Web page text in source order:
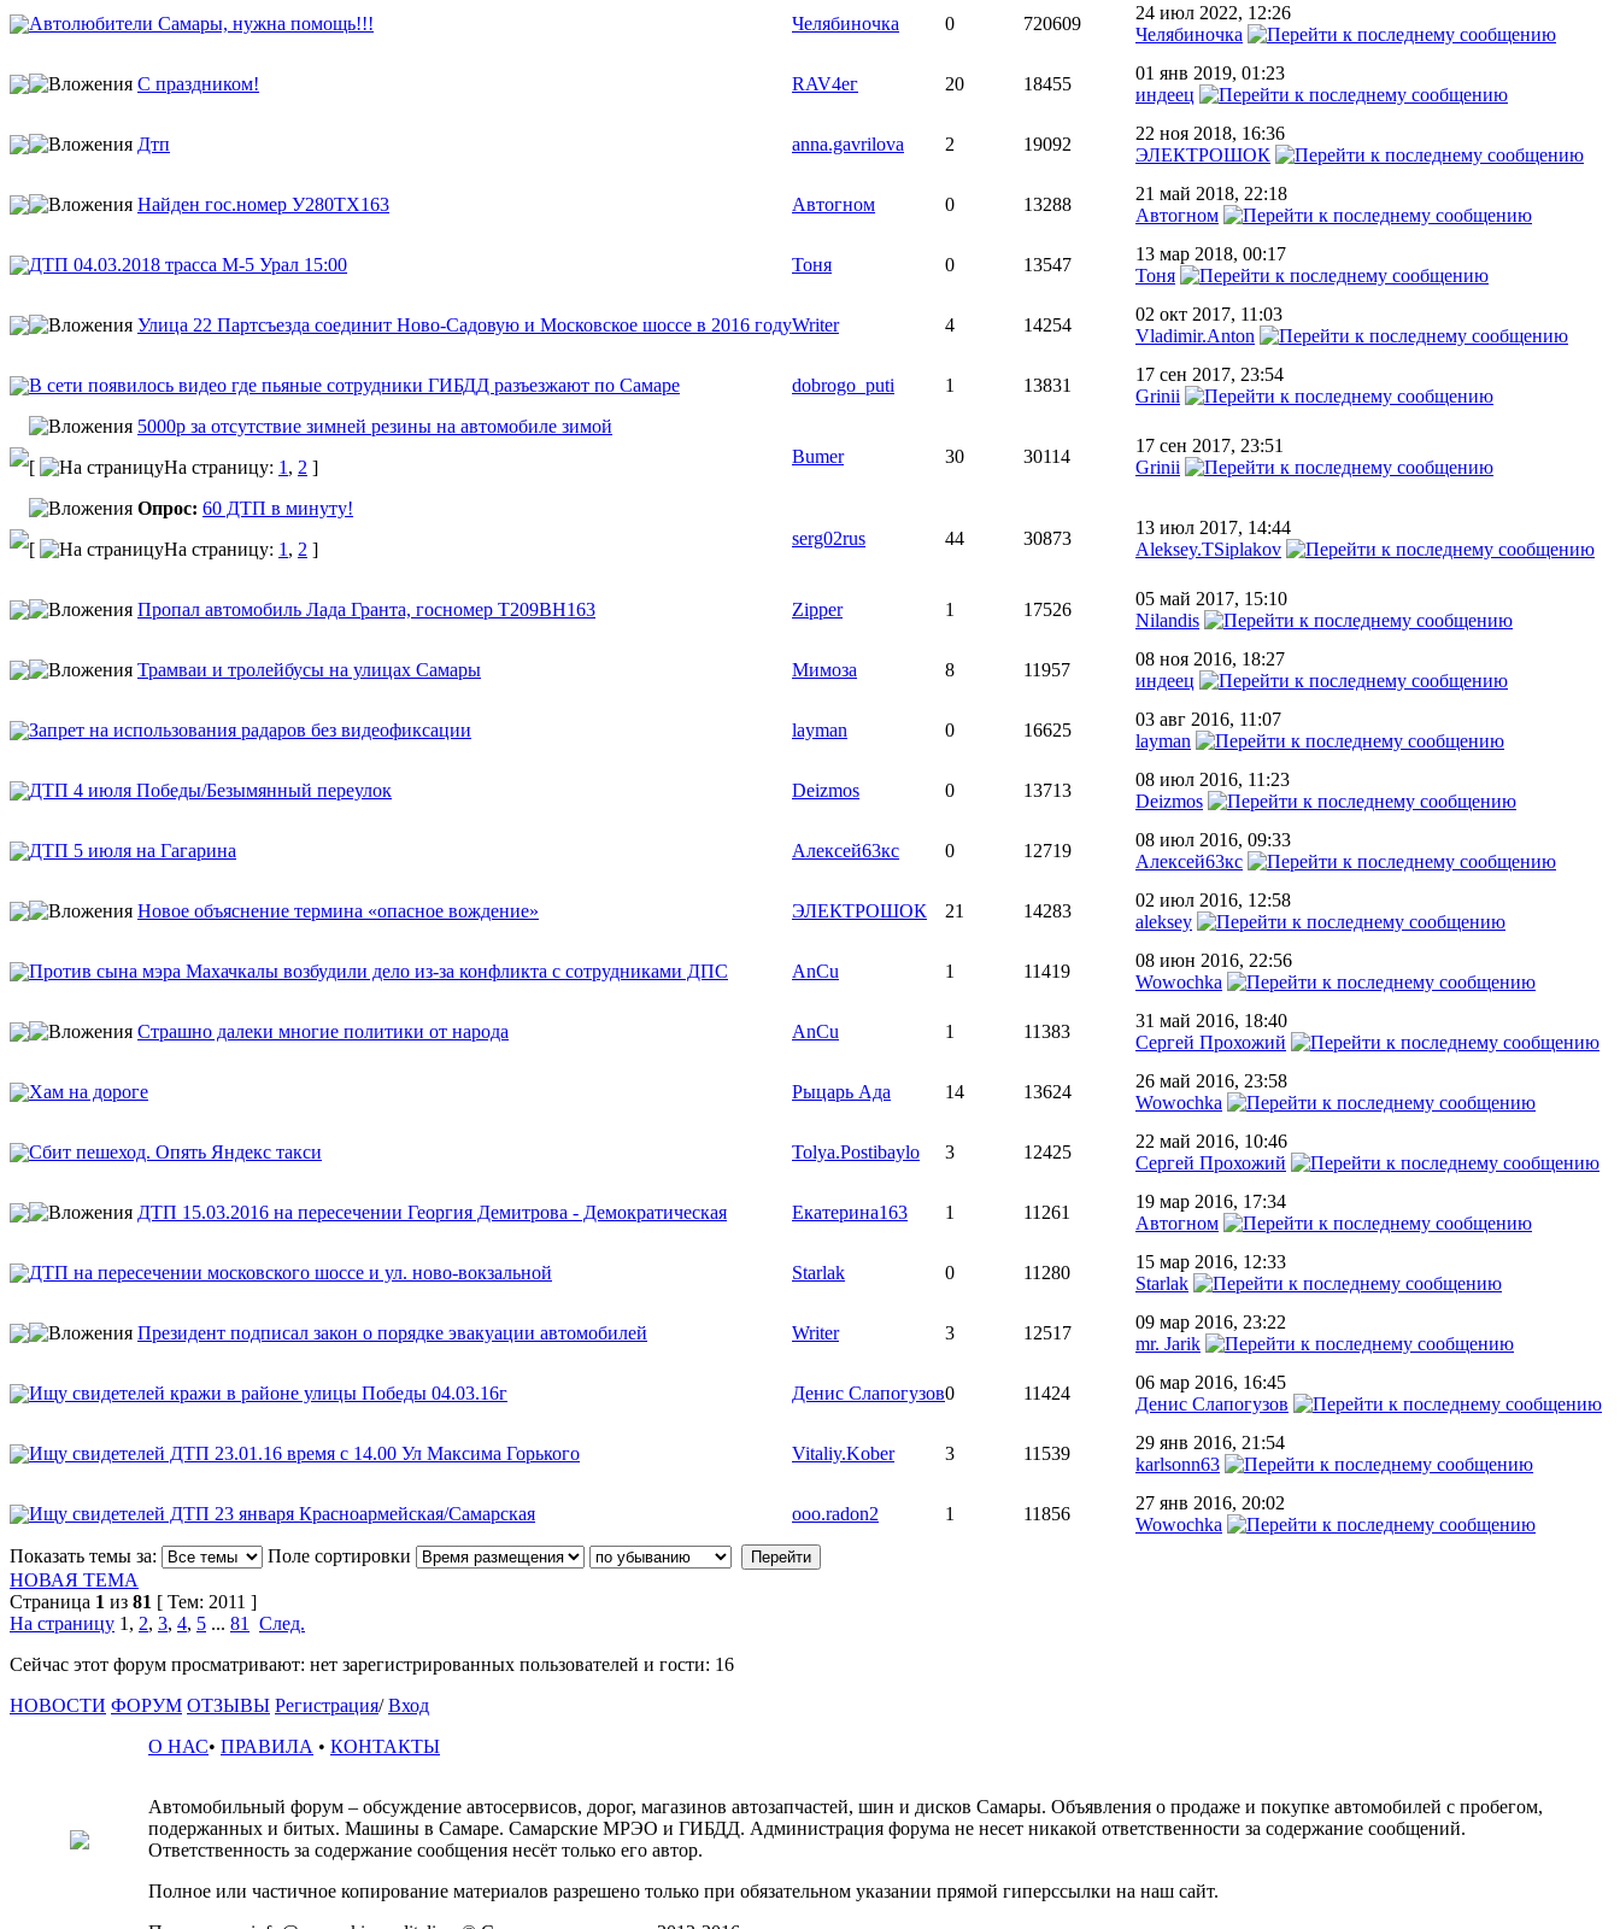
Автолюбители Самары, нужна помощь!!!
Челябиночка 0 720609
24 июл 2022, 12:26
Челябиночка
С праздником! RAV4ег 20 18455
01 янв 2019, 01:23
индеец
Дтп anna.gavrilova 2 19092
22 ноя 2018, 16:36
ЭЛЕКТРОШОК
Найден гос.номер У280ТХ163 Автогном 0 13288
21 май 2018, 22:18
Автогном
ДТП 04.03.2018 трасса М-5 Урал 15:00 Тоня 0 13547
13 мар 2018, 00:17
Тоня
Улица 22 Партсъезда соединит Ново-Садовую и Московское шоссе в 2016 годуWriter 4 14254
02 окт 2017, 11:03
Vladimir.Anton
В сети появилось видео где пьяные сотрудники ГИБДД разъезжают по Самаре dobrogo_puti 1 13831
17 сен 2017, 23:54
Grinii
5000р за отсутствие зимней резины на автомобиле зимой
[
На страницу: 1 , 2 ]
Bumer 30 30114
17 сен 2017, 23:51
Grinii
Опрос: 60 ДТП в минуту!
[
На страницу: 1 , 2 ]
serg02rus 44 30873
13 июл 2017, 14:44
Aleksey.TSiplakov
Пропал автомобиль Лада Гранта, госномер Т209ВН163 Zipper 1 17526
05 май 2017, 15:10
Nilandis
Трамваи и тролейбусы на улицах Самары Мимоза 8 11957
08 ноя 2016, 18:27
индеец
Запрет на использования радаров без видеофиксации layman 0 16625
03 авг 2016, 11:07
layman
ДТП 4 июля Победы/Безымянный переулок Deizmos 0 13713
08 июл 2016, 11:23
Deizmos
ДТП 5 июля на Гагарина Алексей63кс 0 12719
08 июл 2016, 09:33
Алексей63кс
Новое объяснение термина «опасное вождение» ЭЛЕКТРОШОК 21 14283
02 июл 2016, 12:58
aleksey
Против сына мэра Махачкалы возбудили дело из-за конфликта c сотрудниками ДПС AnCu 1 11419
08 июн 2016, 22:56
Wowochka
Страшно далеки многие политики от народа AnCu 1 11383
31 май 2016, 18:40
Сергей Прохожий
Хам на дороге Рыцарь Ада 14 13624
26 май 2016, 23:58
Wowochka
Сбит пешеход. Опять Яндекс такси Tolya.Postibaylo 3 12425
22 май 2016, 10:46
Сергей Прохожий
ДТП 15.03.2016 на пересечении Георгия Демитрова - Демократическая Екатерина163 1 11261
19 мар 2016, 17:34
Автогном
ДТП на пересечении московского шоссе и ул. ново-вокзальной Starlak 0 11280
15 мар 2016, 12:33
Starlak
Президент подписал закон о порядке эвакуации автомобилей Writer 3 12517
09 мар 2016, 23:22
mr. Jarik
Ищу свидетелей кражи в районе улицы Победы 04.03.16г Денис Слапогузов0 11424
06 мар 2016, 16:45
Денис Слапогузов
Ищу свидетелей ДТП 23.01.16 время с 14.00 Ул Максима Горького Vitaliy.Kober 3 11539
29 янв 2016, 21:54
karlsonn63
Ищу свидетелей ДТП 23 января Красноармейская/Самарская ooo.radon2 1 11856
27 янв 2016, 20:02
Wowochka
Показать темы за:
Поле сортировки
НОВАЯ ТЕМА
Страница 1 из 81 [ Тем: 2011 ]
На страницу 1 , 2, 3, 4, 5 ... 81
След.
Сейчас этот форум просматривают: нет зарегистрированных пользователей и гости: 16
НОВОСТИ ФОРУМ ОТЗЫВЫ Регистрация/ Вход
О НАС• ПРАВИЛА • КОНТАКТЫ
Автомобильный форум – обсуждение автосервисов, дорог, магазинов автозапчастей, шин и дисков Самары. Объявления о продаже и покупке автомобилей с пробегом,
подержанных и битых. Машины в Самаре. Самарские МРЭО и ГИБДД. Администрация форума не несет никакой ответственности за содержание сообщений.
Ответственность за содержание сообщения несёт только его автор.
Полное или частичное копирование материалов разрешено только при обязательном указании прямой гиперссылки на наш сайт.